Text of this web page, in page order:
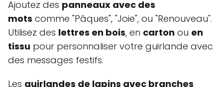
Ajoutez des panneaux avec des
mots comme "Pâques", "Joie", ou "Renouveau".
Utilisez des lettres en bois, en carton ou en
tissu pour personnaliser votre guirlande avec
des messages festifs.
Les guirlandes de lapins avec branches